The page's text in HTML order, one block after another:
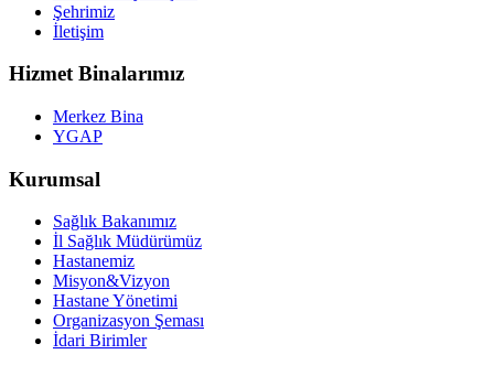
Şehrimiz
İletişim
Hizmet Binalarımız
Merkez Bina
YGAP
Kurumsal
Sağlık Bakanımız
İl Sağlık Müdürümüz
Hastanemiz
Misyon&Vizyon
Hastane Yönetimi
Organizasyon Şeması
İdari Birimler